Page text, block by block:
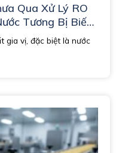
Qua Xử Lý RO
Tương Bị Biến
gia vị, đặc biệt là nước